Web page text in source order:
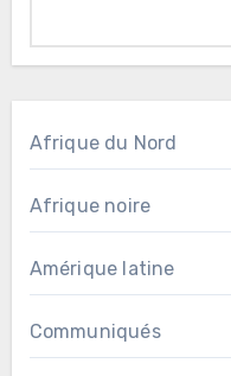
Afrique du Nord
Afrique noire
Amérique latine
Communiqués